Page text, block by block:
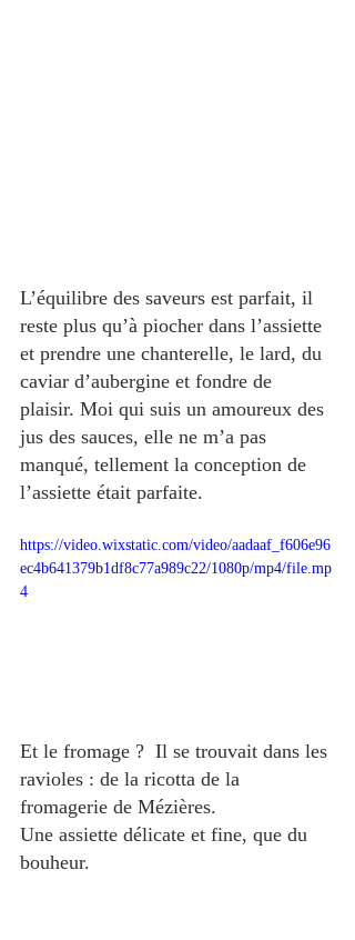
L’équilibre des saveurs est parfait, il
reste plus qu’à piocher dans l’assiette
et prendre une chanterelle, le lard, du
caviar d’aubergine et fondre de
plaisir. Moi qui suis un amoureux des
jus des sauces, elle ne m’a pas
manqué, tellement la conception de
l’assiette était parfaite.
https://video.wixstatic.com/video/aadaaf_f606e96
ec4b641379b1df8c77a989c22/1080p/mp4/file.mp
4
Et le fromage ?  Il se trouvait dans les
ravioles : de la ricotta de la
fromagerie de Mézières.
Une assiette délicate et fine, que du
bouheur.